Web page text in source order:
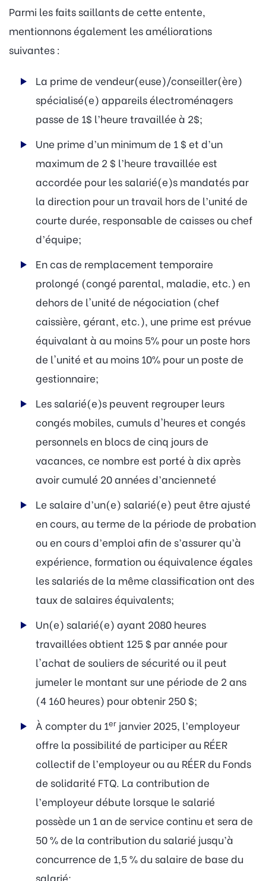
Parmi les faits saillants de cette entente,
mentionnons également les améliorations
suivantes :
La prime de vendeur(euse)/conseiller(ère)
spécialisé(e) appareils électroménagers
passe de 1$ l’heure travaillée à 2$;
Une prime d’un minimum de 1 $ et d’un
maximum de 2 $ l’heure travaillée est
accordée pour les salarié(e)s mandatés par
la direction pour un travail hors de l’unité de
courte durée, responsable de caisses ou chef
d’équipe;
En cas de remplacement temporaire
prolongé (congé parental, maladie, etc.) en
dehors de l'unité de négociation (chef
caissière, gérant, etc.), une prime est prévue
équivalant à au moins 5% pour un poste hors
de l'unité et au moins 10% pour un poste de
gestionnaire;
Les salarié(e)s peuvent regrouper leurs
congés mobiles, cumuls d'heures et congés
personnels en blocs de cinq jours de
vacances, ce nombre est porté à dix après
avoir cumulé 20 années d’ancienneté
Le salaire d’un(e) salarié(e) peut être ajusté
en cours, au terme de la période de probation
ou en cours d’emploi afin de s’assurer qu’à
expérience, formation ou équivalence égales
les salariés de la même classification ont des
taux de salaires équivalents;
Un(e) salarié(e) ayant 2080 heures
travaillées obtient 125 $ par année pour
l'achat de souliers de sécurité ou il peut
jumeler le montant sur une période de 2 ans
(4 160 heures) pour obtenir 250 $;
À compter du 1er janvier 2025, l’employeur
offre la possibilité de participer au RÉER
collectif de l’employeur ou au RÉER du Fonds
de solidarité FTQ. La contribution de
l’employeur débute lorsque le salarié
possède un 1 an de service continu et sera de
50 % de la contribution du salarié jusqu’à
concurrence de 1,5 % du salaire de base du
salarié;